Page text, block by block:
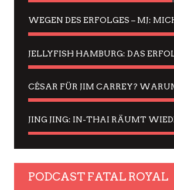
PODCAST FATAL ROYAL